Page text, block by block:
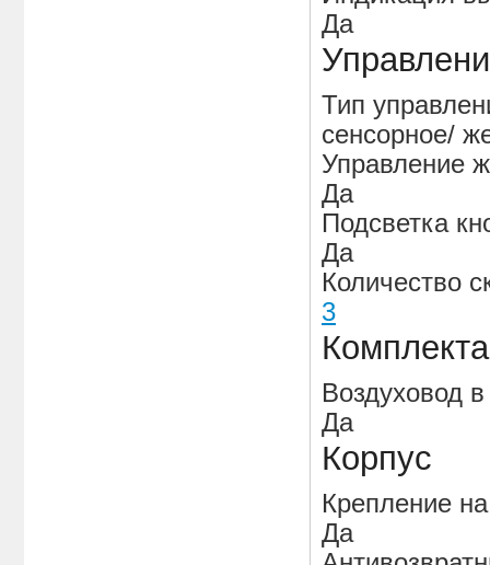
Да
Тип
сенсорное/
Управление
Да
Подсветка
Да
Количество
3
Воздуховод
Да
Корпус
Крепление
Да